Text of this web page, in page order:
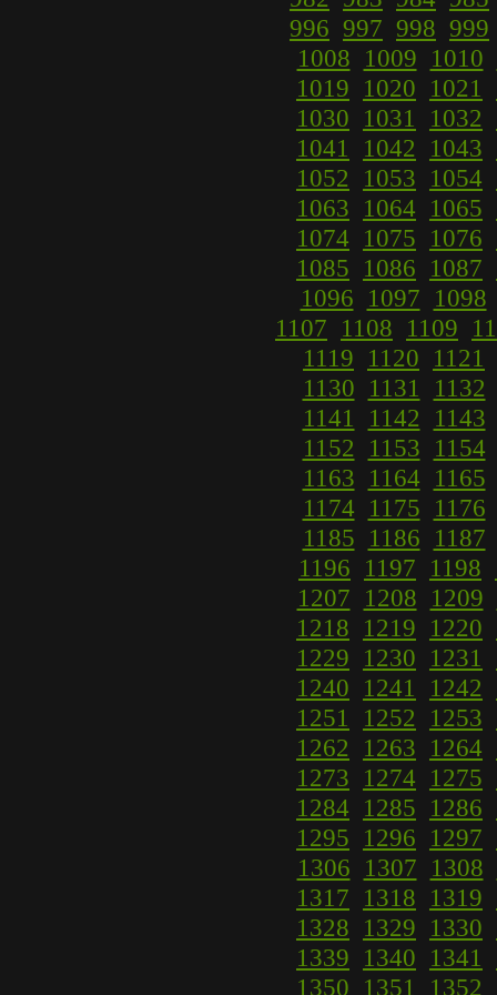
996 997 998 999
1008 1009 1010
1019 1020 1021
1030 1031 1032
1041
1042 1043
1052
1053 1054
1063 1064 1065
1074 1075 1076
1085 1086 1087
1096 1097 1098
1107 1108 1109
1119 1120 1121
1130 1131
1132
1141
1142
1143
1152
1153 1154
1163 1164 1165
1174 1175 1176
1185 1186 1187
1196 1197 1198
1207 1208 1209
1218 1219 1220
1229 1230 1231
1240 1241 1242
1251
1252 1253
1262
1263 1264
1273 1274 1275
1284 1285 1286
1295 1296 1297
1306 1307 1308
1317 1318 1319
1328 1329 1330
1339 1340 1341
1350 1351 1352